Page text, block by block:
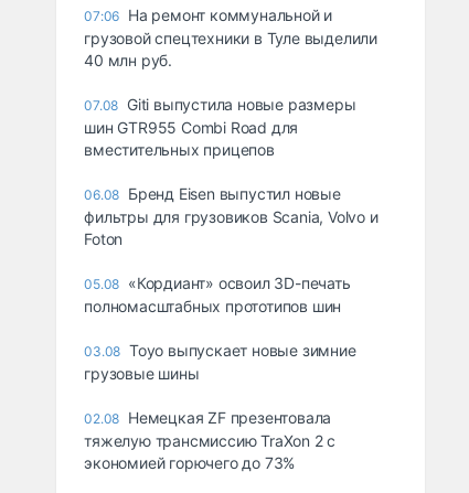
07:06 На ремонт коммунальной и
грузовой спецтехники в Туле выделили
40 млн руб.
07.08 Giti выпустила новые размеры
шин GTR955 Combi Road для
вместительных прицепов
06.08 Бренд Eisen выпустил новые
фильтры для грузовиков Scania, Volvo и
Foton
05.08 «Кордиант» освоил 3D-печать
полномасштабных прототипов шин
03.08 Toyo выпускает новые зимние
грузовые шины
02.08 Немецкая ZF презентовала
тяжелую трансмиссию TraXon 2 с
экономией горючего до 73%